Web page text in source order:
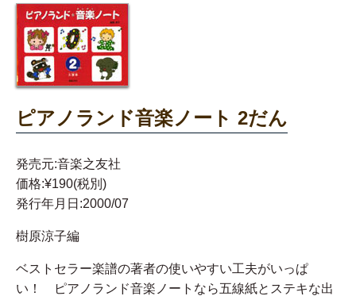
ピアノランド音楽ノート 2だん
発売元:音楽之友社
価格:¥190(税別)
発行年月日:2000/07
樹原涼子編
ベストセラー楽譜の著者の使いやすい工夫がいっぱ
い！ ピアノランド音楽ノートなら五線紙とステキな出